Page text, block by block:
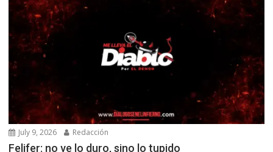
July 9, 2026 Redacción
Felifer: no ve lo duro, sino lo tupido